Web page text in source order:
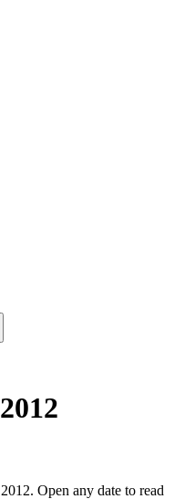
2012
2012. Open any date to read